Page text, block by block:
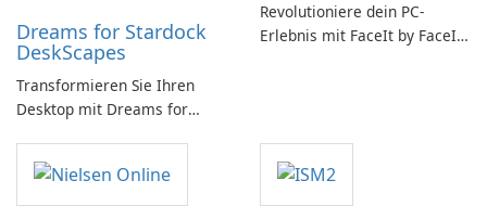
Dreams for Stardock
DeskScapes
Transformieren Sie Ihren
Desktop mit Dreams for
Revolutioniere dein PC-
Erlebnis mit FaceIt by FaceIt